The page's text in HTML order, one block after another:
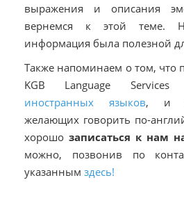
выражения и описания
вернемся к этой теме.
информация была полезной
Также напоминаем о том, что
KGB Language
иностранных языков, и
желающих говорить по-
хорошо записаться к нам
можно, позвонив по
указанным здесь!